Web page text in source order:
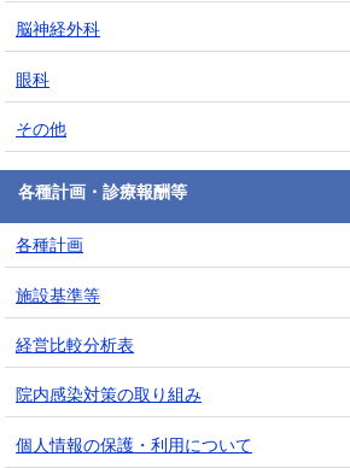
脳神経外科
眼科
その他
各種計画・診療報酬等
各種計画
施設基準等
経営比較分析表
院内感染対策の取り組み
個人情報の保護・利用について